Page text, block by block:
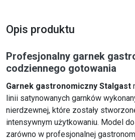
Opis produktu
Profesjonalny garnek
codziennego gotowania
Garnek gastronomiczny Stalgast
linii satynowanych garnków
nierdzewnej, które zostały
intensywnym użytkowaniu. Model
zarówno w profesjonalnej